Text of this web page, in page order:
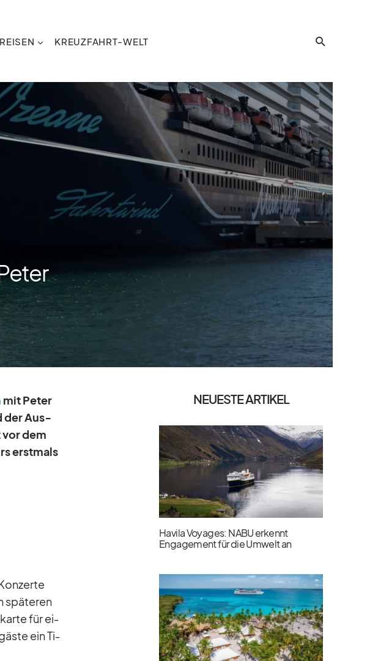
KREUZFAHRT-WELT
mit Pe­ter
der Aus­
vor dem
erst­mals
spä­te­ren
für ei­
ein Ti­
NEUESTE ARTIKEL
Havila Voyages: NABU erkennt
Engagement für die Umwelt an